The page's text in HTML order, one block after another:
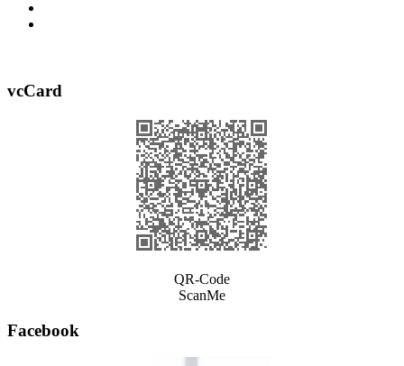
vcCard
QR-Code
ScanMe
Facebook